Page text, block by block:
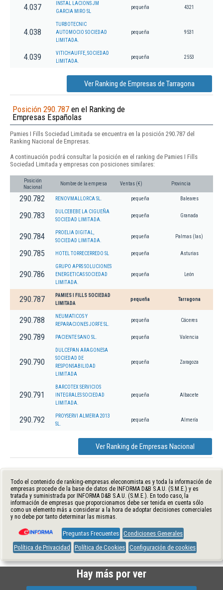
4.037
INSTAL LACIONS JM
GARCIA MIRO SL
pequeña 4321
4.038
TURBOTECNIC
AUTOMOCIO SOCIEDAD
LIMITADA.
pequeña 9531
4.039
VITICHAUFFE, SOCIEDAD
LIMITADA.
pequeña 2553
Ver Ranking de Empresas de Tarragona
Posición 290.787 en el Ranking de
Empresas Españolas
Pamies I Fills Sociedad Limitada se encuentra en la posición 290.787 del
Ranking Nacional de Empresas.
A continuación podrá consultar la posición en el ranking de Pamies I Fills
Sociedad Limitada y empresas con posiciones similares:
Posición
Nacional
Nombre de la empresa Ventas (€) Provincia
290.782 RENOVMALLORCA SL. pequeña Baleares
290.783
DULCEBEBE LA CIGUEÑA
SOCIEDAD LIMITADA.
pequeña Granada
290.784
PROELIA DIGITAL,
SOCIEDAD LIMITADA.
pequeña Palmas (las)
290.785 HOTEL TORRECERREDO SL pequeña Asturias
290.786
GRUPO APRS SOLUCIONES
ENERGETICAS SOCIEDAD
LIMITADA.
pequeña León
290.787
PAMIES I FILLS SOCIEDAD
LIMITADA
pequeña Tarragona
290.788
NEUMATICOS Y
REPARACIONES JORFE SL.
pequeña Cáceres
290.789 PACIENTE SANO SL. pequeña Valencia
290.790
DULCEPAN ARAGONESA
SOCIEDAD DE
RESPONSABILIDAD
LIMITADA
pequeña Zaragoza
290.791
BARCOTEX SERVICIOS
INTEGRALES SOCIEDAD
LIMITADA.
pequeña Albacete
290.792
PROYSERVI ALMERIA 2013
SL.
pequeña Almería
Ver Ranking de Empresas Nacional
Todo el contenido de ranking-empresas.eleconomista.es y toda la información de
empresas procede de la base de datos de INFORMA D&B S.A.U. (S.M.E.) y es
tratada y suministrada por INFORMA D&B S.A.U. (S.M.E.). En todo caso, la
información de empresas que proporcionamos debe ser tenida en cuenta sólo
como un elemento más a considerar a la hora de adoptar decisiones comerciales
y no debe por tanto determinar las mismas.
Preguntas Frecuentes Condiciones Generales
Política de Privacidad
Política de Cookies Configuración de cookies
Hay más por ver